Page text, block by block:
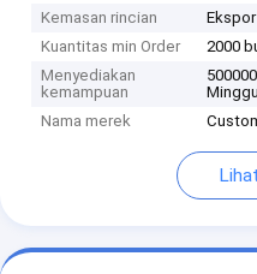
Kemasan rincian
Kuantitas min Order
2000
Menyediakan
kemampuan
Minggu
Nama merek